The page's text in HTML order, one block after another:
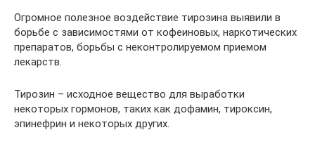
Огромное полезное воздействие тирозина выявили в
борьбе с зависимостями от кофеиновых, наркотических
препаратов, борьбы с неконтролируемом приемом
лекарств.
Тирозин – исходное вещество для выработки
некоторых гормонов, таких как дофамин, тироксин,
эпинефрин и некоторых других.